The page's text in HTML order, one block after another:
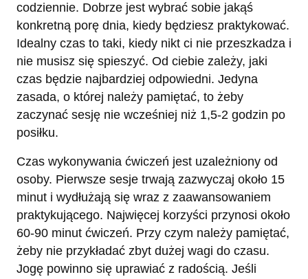
codziennie. Dobrze jest wybrać sobie jakąś
konkretną porę dnia, kiedy będziesz praktykować.
Idealny czas to taki, kiedy nikt ci nie przeszkadza i
nie musisz się spieszyć. Od ciebie zależy, jaki
czas będzie najbardziej odpowiedni. Jedyna
zasada, o której należy pamiętać, to żeby
zaczynać sesję nie wcześniej niż 1,5-2 godzin po
posiłku.
Czas wykonywania ćwiczeń jest uzależniony od
osoby. Pierwsze sesje trwają zazwyczaj około 15
minut i wydłużają się wraz z zaawansowaniem
praktykującego. Najwięcej korzyści przynosi około
60-90 minut ćwiczeń. Przy czym należy pamiętać,
żeby nie przykładać zbyt dużej wagi do czasu.
Jogę powinno się uprawiać z radością. Jeśli